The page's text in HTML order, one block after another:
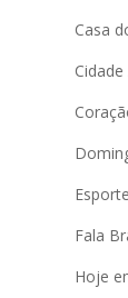
Casa
Fala
Hoje